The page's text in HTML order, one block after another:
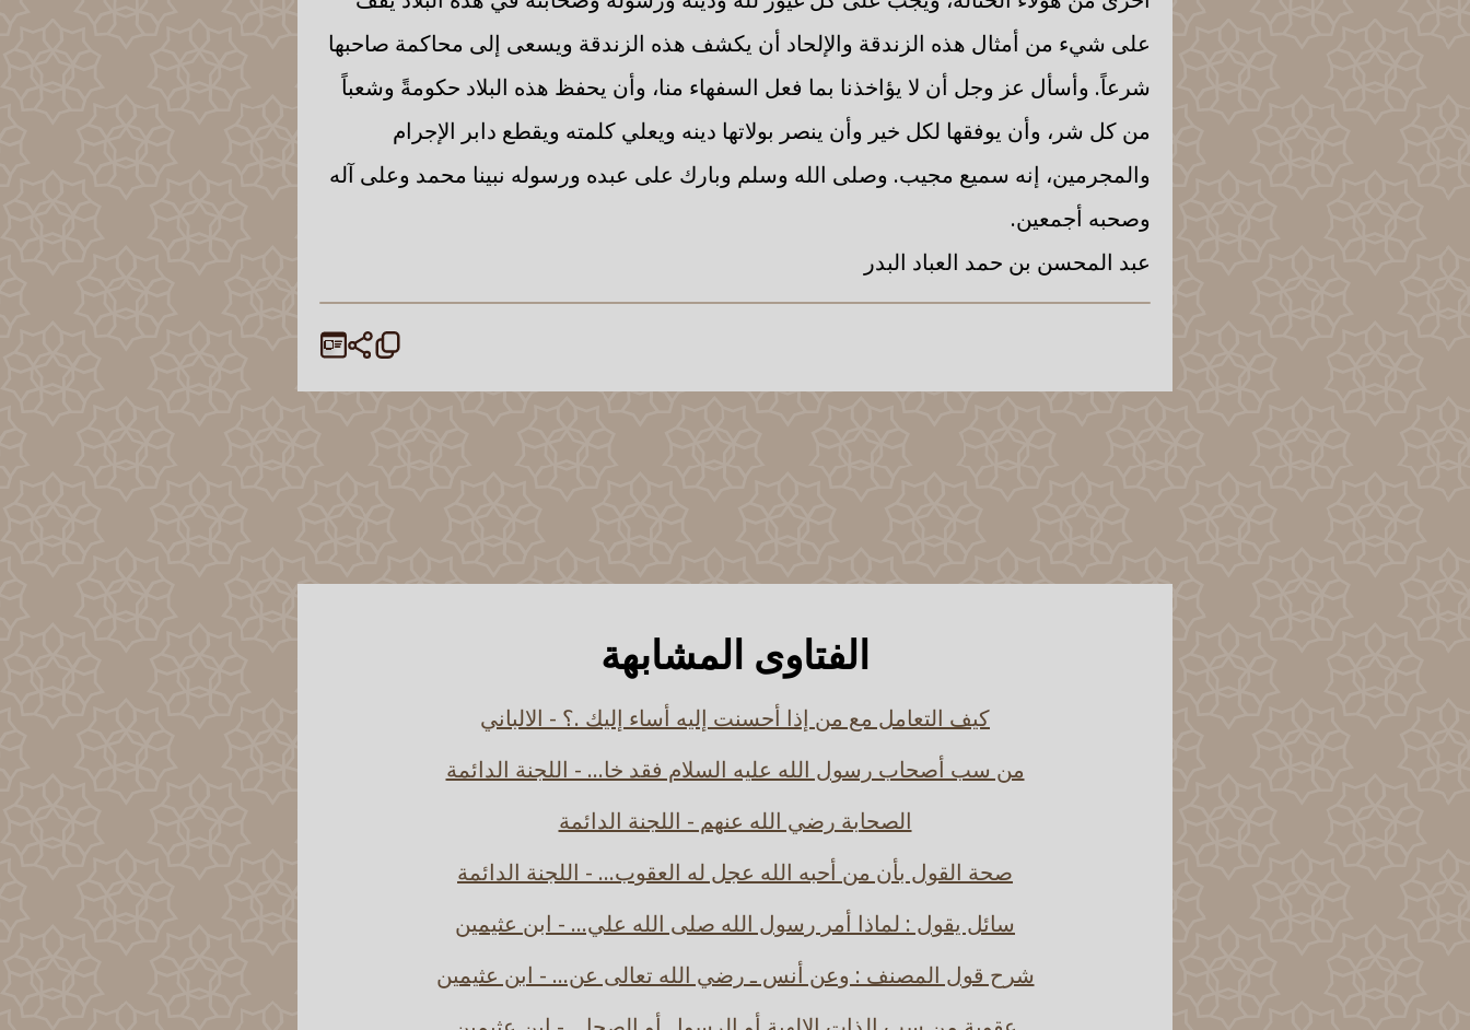
على شيء من أمثال هذه الزندقة والإلحاد أن يكشف هذه الزندقة ويسعى إلى محاكمة صاحبها
شرعاً. وأسأل عز وجل أن لا يؤاخذنا بما فعل السفهاء منا، وأن يحفظ هذه البلاد حكومةً وشعباً
من كل شر، وأن يوفقها لكل خير وأن ينصر بولاتها دينه ويعلي كلمته ويقطع دابر الإجرام
والمجرمين، إنه سميع مجيب. وصلى الله وسلم وبارك على عبده ورسوله نبينا محمد وعلى آله
وصحبه أجمعين.
عبد المحسن بن حمد العباد البدر
الفتاوى المشابهة
كيف التعامل مع من إذا أحسنت إليه أساء إليك .؟ - الالباني
من سب أصحاب رسول الله عليه السلام فقد خا... - اللجنة الدائمة
الصحابة رضي الله عنهم - اللجنة الدائمة
صحة القول بأن من أحبه الله عجل له العقوب... - اللجنة الدائمة
سائل يقول : لماذا أمر رسول الله صلى الله علي... - ابن عثيمين
شرح قول المصنف : وعن أنس ـ رضي الله تعالى عن... - ابن عثيمين